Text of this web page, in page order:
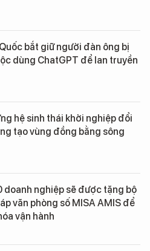
bắt giữ người đàn ông bị
dùng ChatGPT để lan truyền
hệ sinh thái khởi nghiệp đổi
tạo vùng đồng bằng sông
doanh nghiệp sẽ được tặng bộ
văn phòng số MISA AMIS để
vận hành